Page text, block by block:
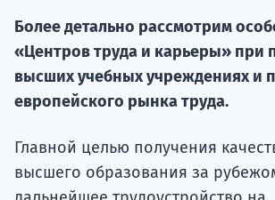
Более детально рассмотрим
«Центров труда и карьеры» при
высших учебных учреждениях и
европейского рынка труда.
Главной целью получения
высшего образования за